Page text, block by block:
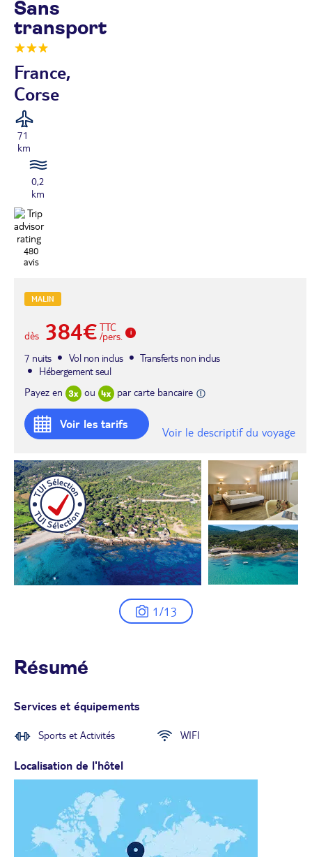
Sans
transport
France,
Corse
71
km
0,2
km
480
avis
MALIN
dès 384€ TTC
/pers.
7 nuits
Vol non inclus
Transferts non inclus
Hébergement seul
Payez en
ou par carte bancaire
Voir les tarifs
Voir le descriptif du voyage
1/13
Résumé
Services et équipements
Sports et Activités WIFI
Localisation de l'hôtel